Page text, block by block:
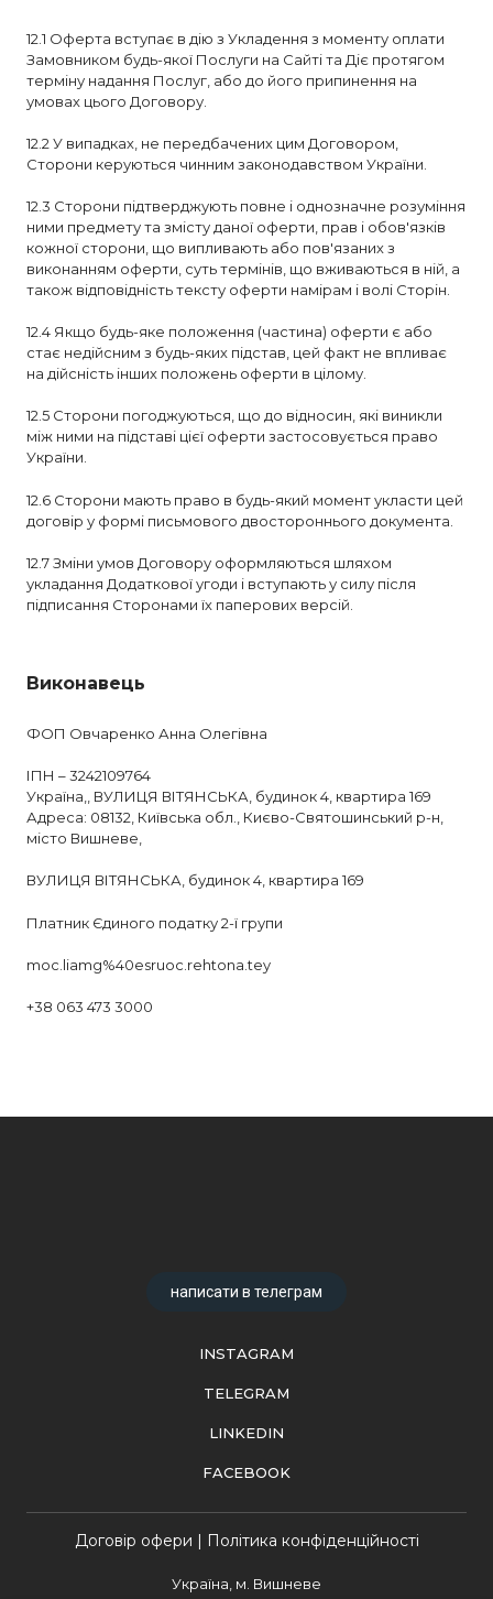
12.1 Оферта вступає в дію з Укладення з моменту оплати
Замовником будь-якої Послуги на Сайті та Діє протягом
терміну надання Послуг, або до його припинення на
умовах цього Договору.
12.2 У випадках, не передбачених цим Договором,
Сторони керуються чинним законодавством України.
12.3 Сторони підтверджують повне і однозначне розуміння
ними предмету та змісту даної оферти, прав і обов'язків
кожної сторони, що випливають або пов'язаних з
виконанням оферти, суть термінів, що вживаються в ній, а
також відповідність тексту оферти намірам і волі Сторін.
12.4 Якщо будь-яке положення (частина) оферти є або
стає недійсним з будь-яких підстав, цей факт не впливає
на дійсність інших положень оферти в цілому.
12.5 Сторони погоджуються, що до відносин, які виникли
між ними на підставі цієї оферти застосовується право
України.
12.6 Сторони мають право в будь-який момент укласти цей
договір у формі письмового двостороннього документа.
12.7 Зміни умов Договору оформляються шляхом
укладання Додаткової угоди і вступають у силу після
підписання Сторонами їх паперових версій.
Виконавець
ФОП Овчаренко Анна Олегівна
ІПН – 3242109764
Україна,, ВУЛИЦЯ ВІТЯНСЬКА, будинок 4, квартира 169
Адреса: 08132, Київська обл., Києво-Святошинський р-н,
місто Вишневе,
ВУЛИЦЯ ВІТЯНСЬКА, будинок 4, квартира 169
Платник Єдиного податку 2-ї групи
moc.liamg%40esruoc.rehtona.tey
+38 063 473 3000
написати в телеграм
INSTAGRAM
TELEGRAM
LINKEDIN
FACEBOOK
Договір офери | Політика конфіденційності
Україна, м. Вишневе